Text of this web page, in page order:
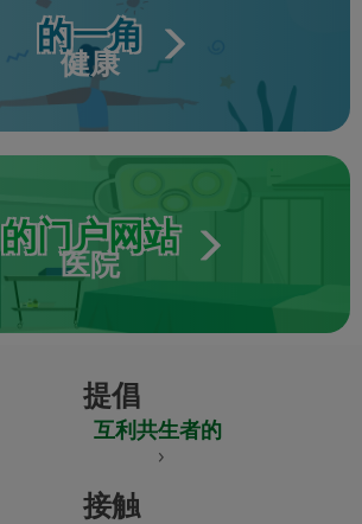
的一角
健康
的门户网站
医院
提倡
互利共生者的
接触